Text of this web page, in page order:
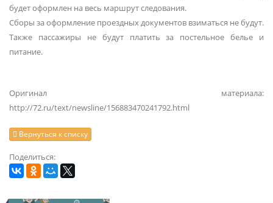
будет оформлен на весь маршрут следования.
Сборы за оформление проездных документов взиматься не будут.
Также пассажиры не будут платить за постельное белье и
питание.
Оригинал материала:
http://72.ru/text/newsline/156883470241792.html
Вернуться к списку
Поделиться: